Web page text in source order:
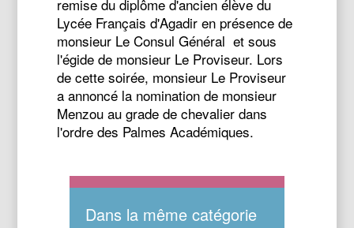
remise du diplôme d'ancien élève du
Lycée Français d'Agadir en présence de
monsieur Le Consul Général et sous
l'égide de monsieur Le Proviseur. Lors
de cette soirée, monsieur Le Proviseur
a annoncé la nomination de monsieur
Menzou au grade de chevalier dans
l'ordre des Palmes Académiques.
Dans la même catégorie